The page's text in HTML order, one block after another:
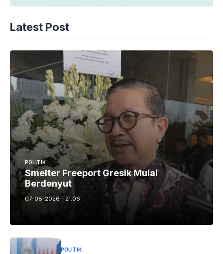
Latest Post
POLITIK
Smelter Freeport Gresik Mulai
Berdenyut
07-08-2026 - 21.06
POLITIK